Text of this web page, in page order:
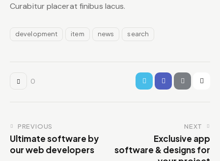
Curabitur placerat finibus lacus.
development item news search
0
Post
navigation
PREVIOUS
Ultimate software by
our web developers
NEXT
Exclusive app
software & designs for